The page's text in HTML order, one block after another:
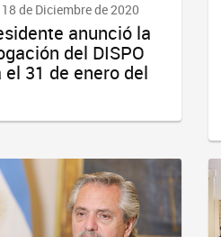
de Diciembre de 2020
anunció la
del DISPO
el 31 de enero del